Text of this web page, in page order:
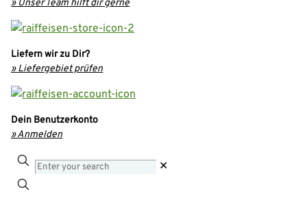
» Unser Team hilft dir gerne
Liefern wir zu Dir?
» Liefergebiet prüfen
Dein Benutzerkonto
» Anmelden
Enter
your
✕